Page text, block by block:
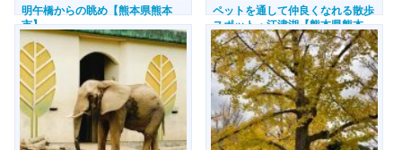
明午橋からの眺め【熊本県熊本
市】
ペットを通して仲良くなれる散歩
スポット・江津湖【熊本県熊本
市】